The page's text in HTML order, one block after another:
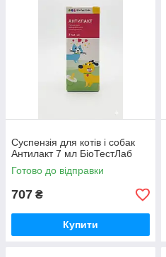
Суспензія для котів і собак
Антилакт 7 мл БіоТестЛаб
Готово до відправки
707 ₴
Купити